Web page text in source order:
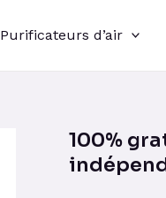
Purificateurs d’air
100%